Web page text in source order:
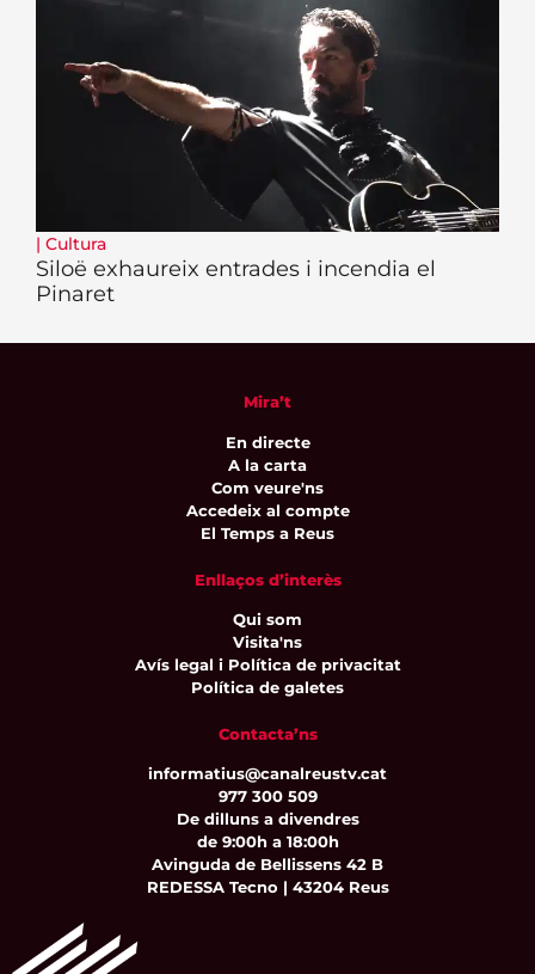
| Cultura
Siloë exhaureix entrades i incendia el
Pinaret
Mira’t
En directe
A la carta
Com veure'ns
Accedeix al compte
El Temps a Reus
Enllaços d’interès
Qui som
Visita'ns
Avís legal i Política de privacitat
Política de galetes
Contacta’ns
informatius@canalreustv.cat
977 300 509
De dilluns a divendres
de 9:00h a 18:00h
Avinguda de Bellissens 42 B
REDESSA Tecno | 43204 Reus